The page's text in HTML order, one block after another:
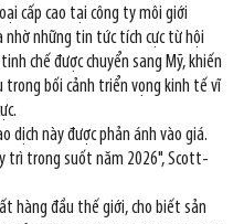
cấp cao tại công ty môi giới
nhờ những tin tức tích cực từ hội
chế được chuyển sang Mỹ, khiến
trong bối cảnh triển vọng kinh tế vĩ
dịch này được phản ánh vào giá.
trì trong suốt năm 2026", Scott-
hàng đầu thế giới, cho biết sản